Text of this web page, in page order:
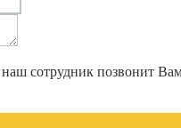
сотрудник позвонит